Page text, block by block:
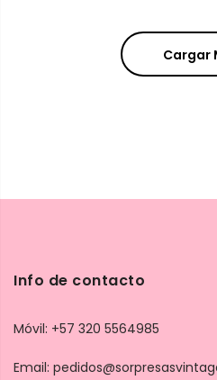
Cargar
Info de contacto
Móvil: +57 320 5564985
Email: